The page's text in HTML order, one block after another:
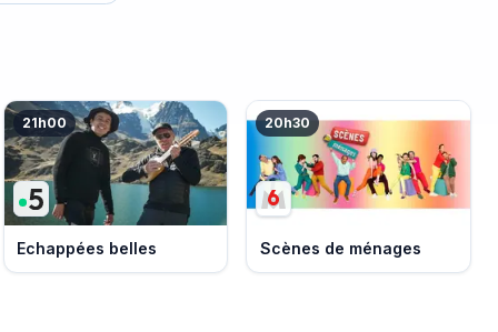
21h00
Echappées belles
20h30
Scènes de ménages